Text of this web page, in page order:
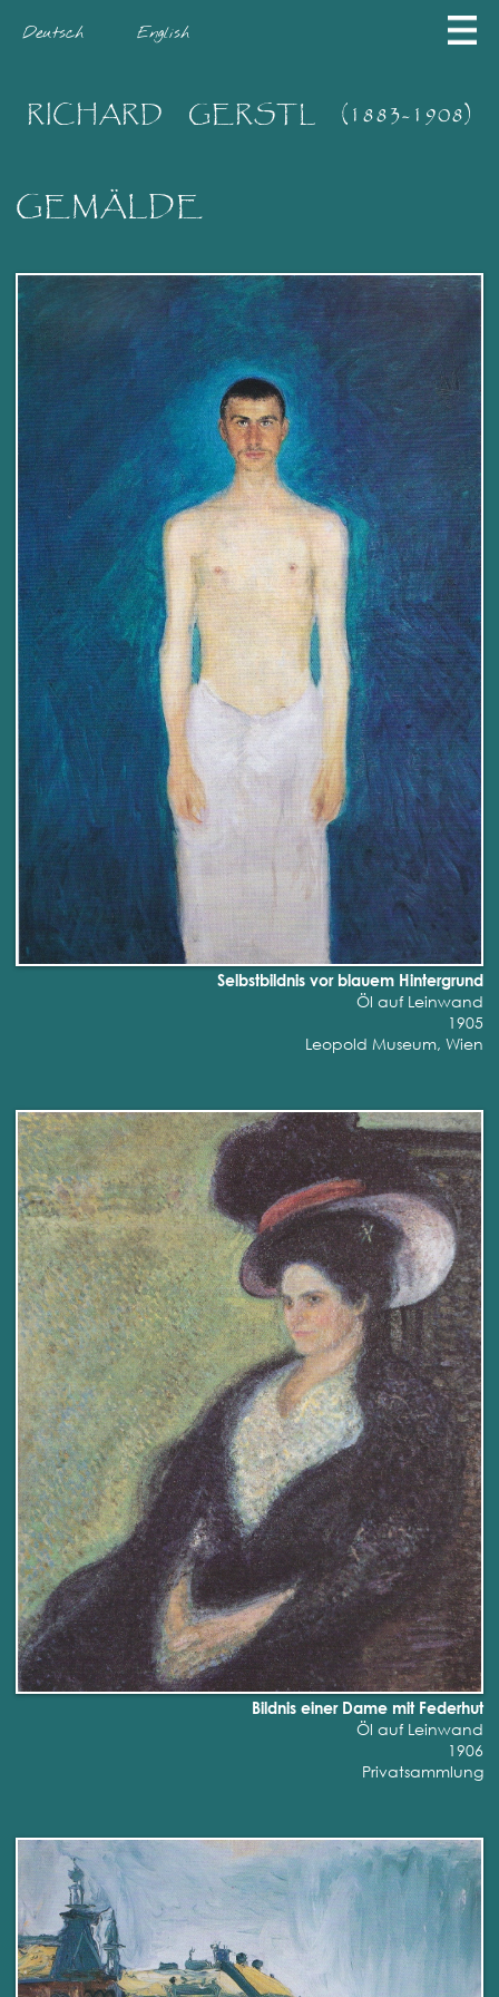
Deutsch English
RICHARD GERSTL (1883-1908)
GEMÄLDE
Selbstbildnis vor blauem Hintergrund
Öl auf Leinwand
1905
Leopold Museum, Wien
Bildnis einer Dame mit Federhut
Öl auf Leinwand
1906
Privatsammlung